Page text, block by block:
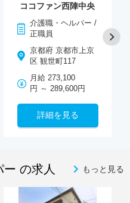
ココファン西陣中央
介護職・ヘルパー /
正職員
京都府 京都市上京
区 観世町117
月給 273,100
円 ～ 289,600円
詳細を見る
の求人 もっと見る